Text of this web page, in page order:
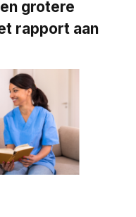
grotere
rapport aan